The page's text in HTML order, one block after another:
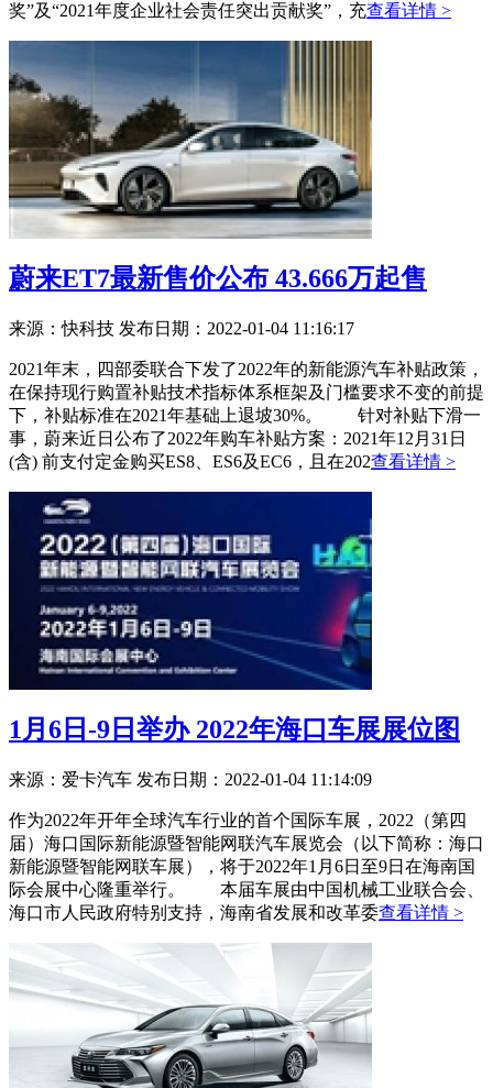
奖”及“2021年度企业社会责任突出贡献奖”，充查看详情 >
蔚来ET7最新售价公布 43.666万起售
来源：快科技 发布日期：2022-01-04 11:16:17
2021年末，四部委联合下发了2022年的新能源汽车补贴政策，
在保持现行购置补贴技术指标体系框架及门槛要求不变的前提
下，补贴标准在2021年基础上退坡30%。 针对补贴下滑一
事，蔚来近日公布了2022年购车补贴方案：2021年12月31日
(含) 前支付定金购买ES8、ES6及EC6，且在202查看详情 >
1月6日-9日举办 2022年海口车展展位图
来源：爱卡汽车 发布日期：2022-01-04 11:14:09
作为2022年开年全球汽车行业的首个国际车展，2022（第四
届）海口国际新能源暨智能网联汽车展览会（以下简称：海口
新能源暨智能网联车展），将于2022年1月6日至9日在海南国
际会展中心隆重举行。 本届车展由中国机械工业联合会、
海口市人民政府特别支持，海南省发展和改革委查看详情 >